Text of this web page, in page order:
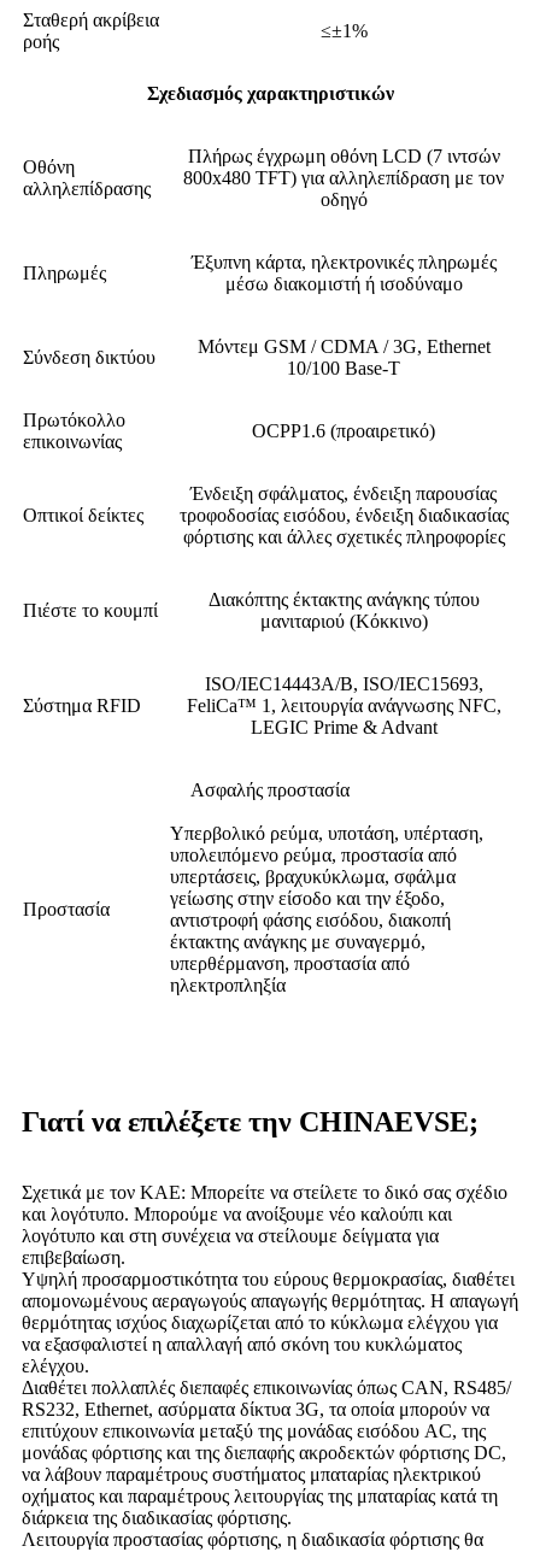
Σταθερή ακρίβεια
ροής
≤±1%
Σχεδιασμός χαρακτηριστικών
Οθόνη
αλληλεπίδρασης
Πλήρως έγχρωμη οθόνη LCD (7 ιντσών
800x480 TFT) για αλληλεπίδραση με τον
οδηγό
Πληρωμές
Έξυπνη κάρτα, ηλεκτρονικές πληρωμές
μέσω διακομιστή ή ισοδύναμο
Σύνδεση δικτύου
Μόντεμ GSM / CDMA / 3G, Ethernet
10/100 Base-T
Πρωτόκολλο
επικοινωνίας
OCPP1.6 (προαιρετικό)
Οπτικοί δείκτες
Ένδειξη σφάλματος, ένδειξη παρουσίας
τροφοδοσίας εισόδου, ένδειξη διαδικασίας
φόρτισης και άλλες σχετικές πληροφορίες
Πιέστε το κουμπί
Διακόπτης έκτακτης ανάγκης τύπου
μανιταριού (Κόκκινο)
Σύστημα RFID
ISO/IEC14443A/B, ISO/IEC15693,
FeliCa™ 1, λειτουργία ανάγνωσης NFC,
LEGIC Prime & Advant
Ασφαλής προστασία
Προστασία
Υπερβολικό ρεύμα, υποτάση, υπέρταση,
υπολειπόμενο ρεύμα, προστασία από
υπερτάσεις, βραχυκύκλωμα, σφάλμα
γείωσης στην είσοδο και την έξοδο,
αντιστροφή φάσης εισόδου, διακοπή
έκτακτης ανάγκης με συναγερμό,
υπερθέρμανση, προστασία από
ηλεκτροπληξία
Γιατί να επιλέξετε την CHINAEVSE;
Σχετικά με τον ΚΑΕ: Μπορείτε να στείλετε το δικό σας σχέδιο
και λογότυπο. Μπορούμε να ανοίξουμε νέο καλούπι και
λογότυπο και στη συνέχεια να στείλουμε δείγματα για
επιβεβαίωση.
Υψηλή προσαρμοστικότητα του εύρους θερμοκρασίας, διαθέτει
απομονωμένους αεραγωγούς απαγωγής θερμότητας. Η απαγωγή
θερμότητας ισχύος διαχωρίζεται από το κύκλωμα ελέγχου για
να εξασφαλιστεί η απαλλαγή από σκόνη του κυκλώματος
ελέγχου.
Διαθέτει πολλαπλές διεπαφές επικοινωνίας όπως CAN, RS485/
RS232, Ethernet, ασύρματα δίκτυα 3G, τα οποία μπορούν να
επιτύχουν επικοινωνία μεταξύ της μονάδας εισόδου AC, της
μονάδας φόρτισης και της διεπαφής ακροδεκτών φόρτισης DC,
να λάβουν παραμέτρους συστήματος μπαταρίας ηλεκτρικού
οχήματος και παραμέτρους λειτουργίας της μπαταρίας κατά τη
διάρκεια της διαδικασίας φόρτισης.
Λειτουργία προστασίας φόρτισης, η διαδικασία φόρτισης θα